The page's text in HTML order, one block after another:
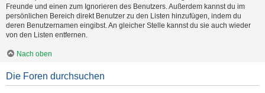
Freunde und einen zum Ignorieren des Benutzers. Außerdem kannst du im
persönlichen Bereich direkt Benutzer zu den Listen hinzufügen, indem du
deren Benutzernamen eingibst. An gleicher Stelle kannst du sie auch wieder
von den Listen entfernen.
Nach oben
Die Foren durchsuchen